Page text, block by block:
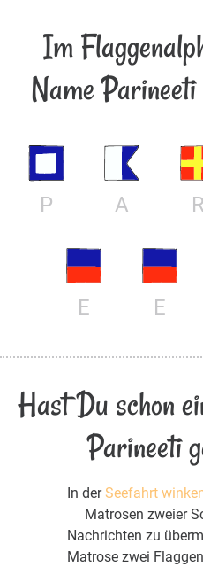
Im
Name
P A R
E E
Hast Du schon
Parineeti
In derSeefahrt
Matrosen zweier
Nachrichten zu
Matrose zwei